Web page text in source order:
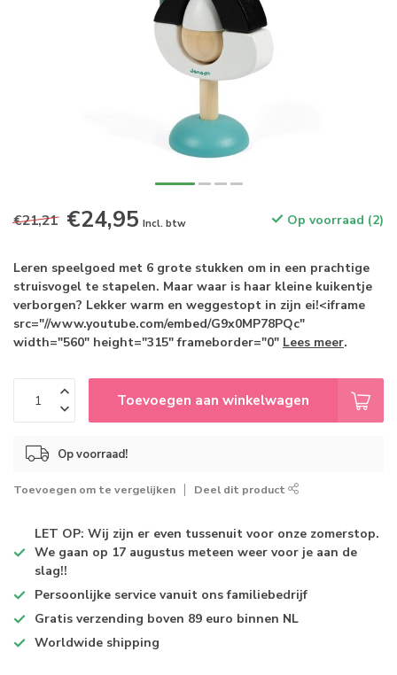
€21,21 €24,95 Incl. btw Op voorraad (2)
Leren speelgoed met 6 grote stukken om in een prachtige
struisvogel te stapelen. Maar waar is haar kleine kuikentje
verborgen? Lekker warm en weggestopt in zijn ei!<iframe
src="//www.youtube.com/embed/G9x0MP78PQc"
width="560" height="315" frameborder="0" Lees meer.
Toevoegen aan winkelwagen
Op voorraad!
Toevoegen om te vergelijken Deel dit product
LET OP: Wij zijn er even tussenuit voor onze zomerstop.
We gaan op 17 augustus meteen weer voor je aan de
slag!!
Persoonlijke service vanuit ons familiebedrijf
Gratis verzending boven 89 euro binnen NL
Worldwide shipping